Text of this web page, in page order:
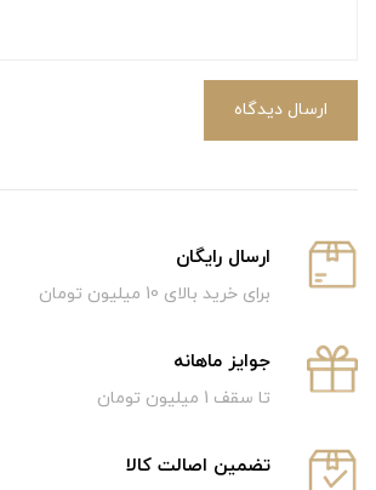
ارسال دیدگاه
ارسال رایگان
برای خرید بالای 10 میلیون تومان
جوایز ماهانه
تا سقف 1 میلیون تومان
تضمین اصالت کالا